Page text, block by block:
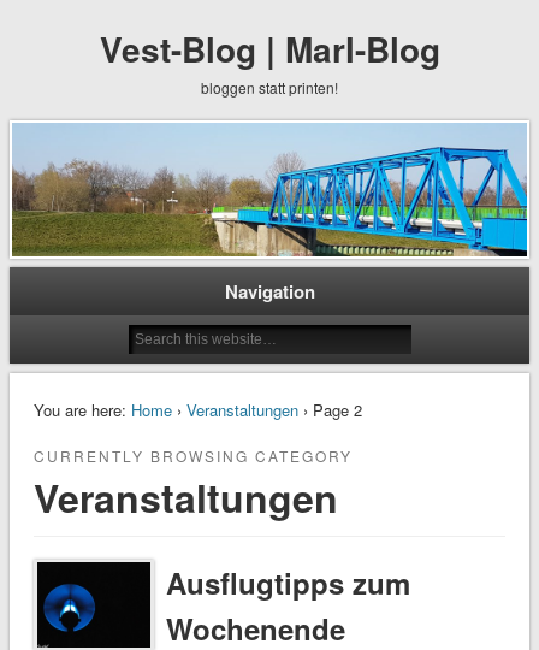
Vest-Blog | Marl-Blog
bloggen statt printen!
Navigation
You are here: Home› Veranstaltungen› Page 2
CURRENTLY BROWSING CATEGORY
Veranstaltungen
Ausflugtipps zum
Wochenende